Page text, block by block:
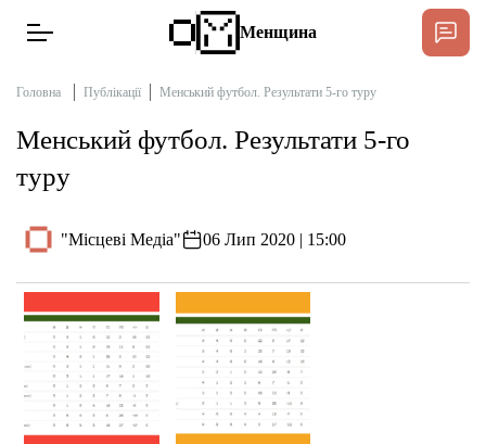
Новини
Інтерв’ю
Тексти
Публікації
Про нас
Менщина
Головна Публікації Менський футбол. Результати 5-го туру
Менський футбол. Результати 5-го
туру
"Місцеві Медіа" 06 Лип 2020 | 15:00